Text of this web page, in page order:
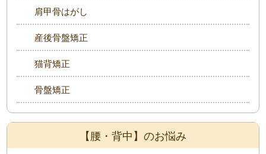
肩甲骨はがし
産後骨盤矯正
猫背矯正
骨盤矯正
【腰・背中】のお悩み